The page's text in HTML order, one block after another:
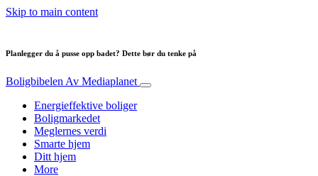
Skip to main content
Planlegger du å pusse opp badet? Dette bør du tenke på
Boligbibelen Av Mediaplanet
Energieffektive boliger
Boligmarkedet
Meglernes verdi
Smarte hjem
Ditt hjem
More